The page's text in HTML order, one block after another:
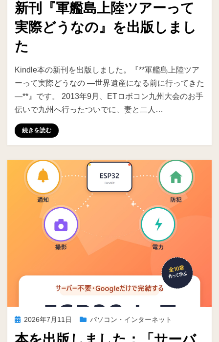
日:
新刊『軍艦島上陸ツアーって
実際どうなの』を出版しまし
た
投稿者 ike
Kindle本の新刊を出版しました。『**軍艦島上陸ツア
ーって実際どうなの ―世界遺産になる前に行ってきた
―**』です。 2013年9月、ETロボコン九州大会のお手
伝いで九州へ行ったついでに、妻と二人…
続きを読む
投 2026年7月11日 パソコン・インターネット